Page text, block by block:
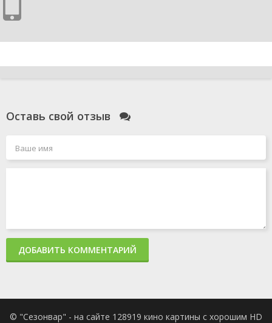
Оставь свой отзыв
ДОБАВИТЬ КОММЕНТАРИЙ
© "Сезонвар" - на сайте 128919 кино картины с хорошим HD